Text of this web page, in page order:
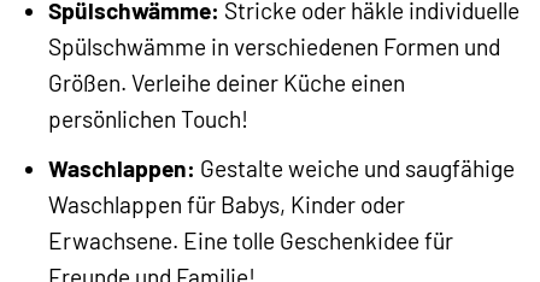
Spülschwämme: Stricke oder häkle individuelle
Spülschwämme in verschiedenen Formen und
Größen. Verleihe deiner Küche einen
persönlichen Touch!
Waschlappen: Gestalte weiche und saugfähige
Waschlappen für Babys, Kinder oder
Erwachsene. Eine tolle Geschenkidee für